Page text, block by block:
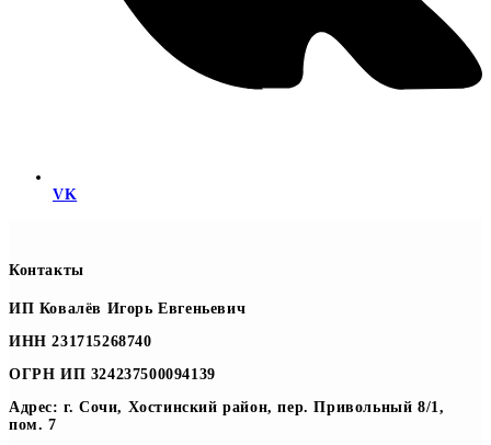
VK
Контакты
ИП Ковалёв Игорь Евгеньевич
ИНН 231715268740
ОГРН ИП 324237500094139
Адрес: г. Сочи, Хостинский район, пер. Привольный 8/1,
пом. 7